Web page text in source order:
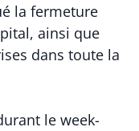
la fermeture
ainsi que
dans toute la
le week-